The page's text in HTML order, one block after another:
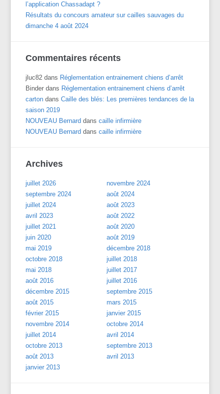
l’application Chassadapt ?
Résultats du concours amateur sur cailles sauvages du
dimanche 4 août 2024
Commentaires récents
jluc82 dans Réglementation entrainement chiens d’arrêt
Binder dans Réglementation entrainement chiens d’arrêt
carton dansCaille des blés: Les premières tendances de la
saison 2019
NOUVEAU Bernard danscaille infirmière
NOUVEAU Bernard danscaille infirmière
Archives
juillet 2026
novembre 2024
septembre 2024
août 2024
juillet 2024
août 2023
avril 2023
août 2022
juillet 2021
août 2020
juin 2020
août 2019
mai 2019
décembre 2018
octobre 2018
juillet 2018
mai 2018
juillet 2017
août 2016
juillet 2016
décembre 2015
septembre 2015
août 2015
mars 2015
février 2015
janvier 2015
novembre 2014
octobre 2014
juillet 2014
avril 2014
octobre 2013
septembre 2013
août 2013
avril 2013
janvier 2013